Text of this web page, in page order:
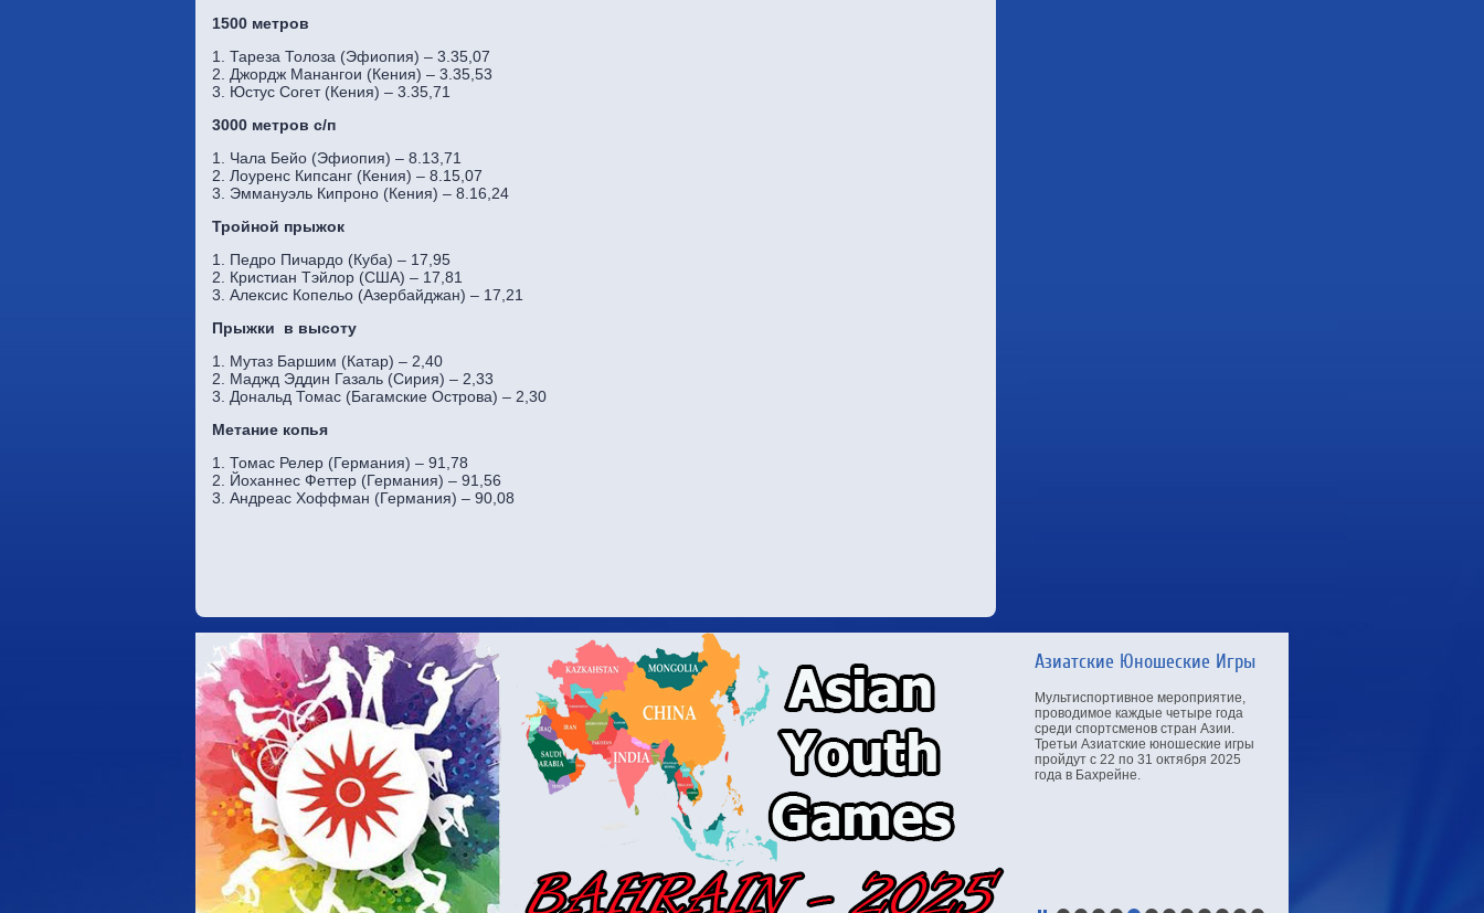
1500 метров
1. Тареза Толоза (Эфиопия) – 3.35,07
2. Джордж Манангои (Кения) – 3.35,53
3. Юстус Согет (Кения) – 3.35,71
3000 метров с/п
1. Чала Бейо (Эфиопия) – 8.13,71
2. Лоуренс Кипсанг (Кения) – 8.15,07
3. Эммануэль Кипроно (Кения) – 8.16,24
Тройной прыжок
1. Педро Пичардо (Куба) – 17,95
2. Кристиан Тэйлор (США) – 17,81
3. Алексис Копельо (Азербайджан) – 17,21
Прыжки в высоту
1. Мутаз Баршим (Катар) – 2,40
2. Маджд Эддин Газаль (Сирия) – 2,33
3. Дональд Томас (Багамские Острова) – 2,30
Метание копья
1. Томас Релер (Германия) – 91,78
2. Йоханнес Феттер (Германия) – 91,56
3. Андреас Хоффман (Германия) – 90,08